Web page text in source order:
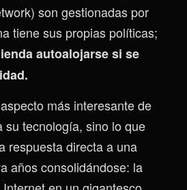
son gestionadas por
tiene sus propias políticas;
autoalojarse si se
más interesante de
su tecnología, sino lo que
respuesta directa a una
años consolidándose: la